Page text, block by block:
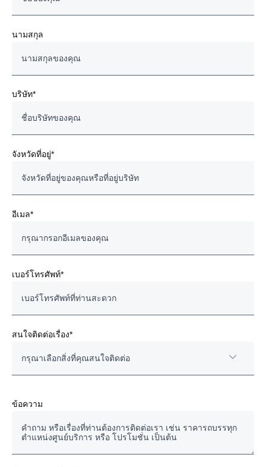
นามสกุล
บริษัท*
จังหวัดที่อยู่*
อีเมล*
เบอร์โทรศัพท์*
สนใจติดต่อเรื่อง*
กรุณาเลือกสิ่งที่คุณสนใจติดต่อ
ข้อความ